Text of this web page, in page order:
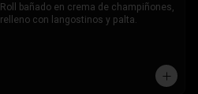
Roll bañado en crema de champiñones,
relleno con langostinos y palta.